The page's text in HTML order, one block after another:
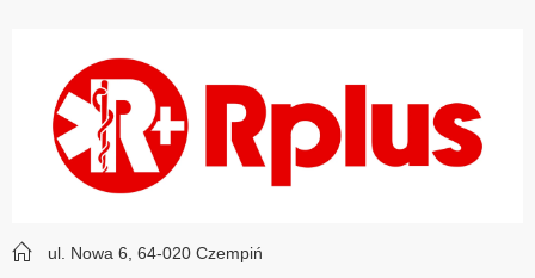
ul. Nowa 6, 64-020 Czempiń